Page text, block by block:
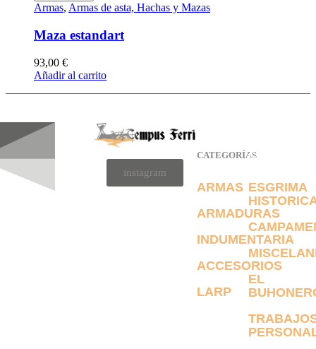
Armas, Armas de asta, Hachas y Mazas
Maza estandart
93,00 €
Añadir al carrito
instagram
CATEGORÍAS
ARMAS
ARMADURAS
INDUMENTARIA
ACCESORIOS
LARP
CATEGORÍAS
ESGRIMA
EL